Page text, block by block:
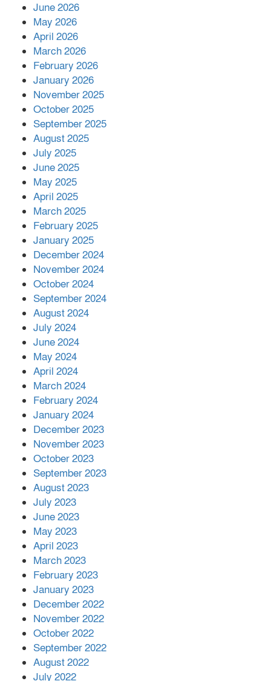
নলছিটিতে শ্রমিকদলের অবৈধ কমিটি
প্রকাশের অভিযোগ
আহত ৪০
June 2026
May 2026
April 2026
March 2026
February 2026
January 2026
November 2025
October 2025
September 2025
August 2025
July 2025
June 2025
May 2025
April 2025
March 2025
February 2025
January 2025
December 2024
November 2024
October 2024
September 2024
August 2024
July 2024
June 2024
May 2024
April 2024
March 2024
February 2024
January 2024
December 2023
November 2023
October 2023
September 2023
August 2023
July 2023
June 2023
May 2023
April 2023
March 2023
February 2023
January 2023
December 2022
November 2022
October 2022
September 2022
August 2022
July 2022